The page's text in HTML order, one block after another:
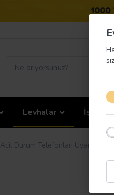
Levhalar İş
Acil Durum Telefonları Uyarı Levhası